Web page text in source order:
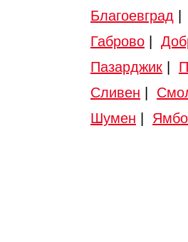
Благоевград
Габрово
Пазарджик
Сливен
Шумен